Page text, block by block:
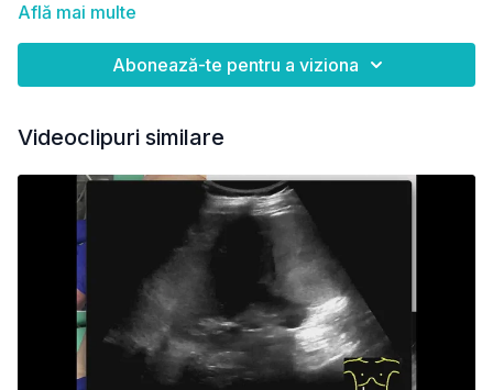
Află mai multe
Abonează-te pentru a viziona
Videoclipuri similare